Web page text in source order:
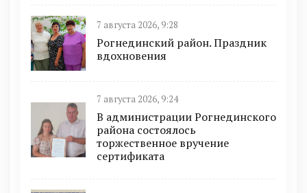
7 августа 2026, 9:28
Рогнединский район. Праздник
вдохновения
7 августа 2026, 9:24
В администрации Рогнединского
района состоялось
торжественное вручение
сертификата